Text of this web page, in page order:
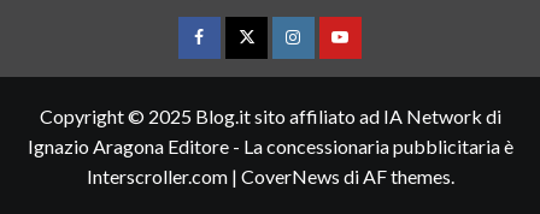
FacebookTwitterInstagramYouTube
Copyright © 2025 Blog.it sito affiliato ad IA Network di
Ignazio Aragona Editore - La concessionaria pubblicitaria è
Interscroller.com | CoverNews di AF themes.